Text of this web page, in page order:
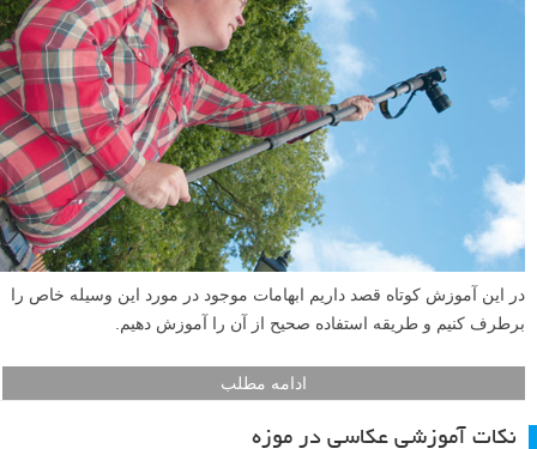
در این آموزش کوتاه قصد داریم ابهامات موجود در مورد این وسیله خاص را
برطرف کنیم و طریقه استفاده صحیح از آن را آموزش دهیم.
ادامه مطلب
نکات آموزشی عکاسی در موزه